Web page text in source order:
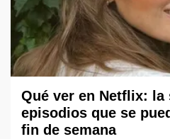
Qué ver en Netflix: la
episodios que se
fin de semana